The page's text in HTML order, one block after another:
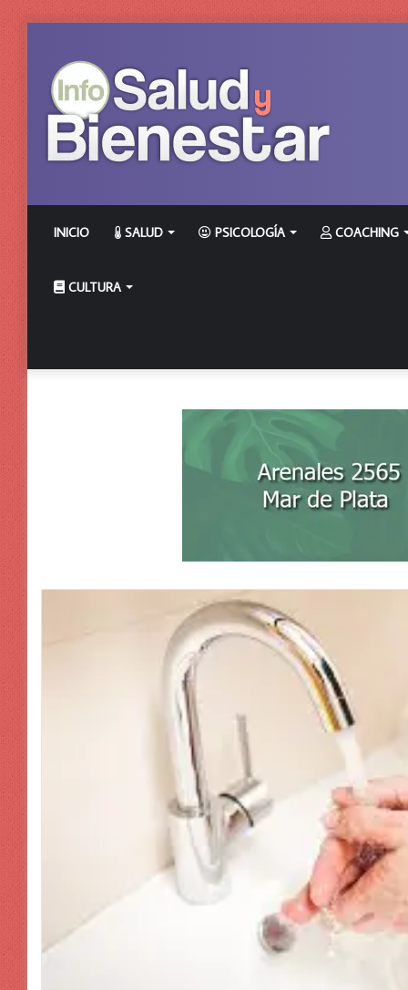
INICIO SALUD PSICOLOGÍA COACHING
CULTURA